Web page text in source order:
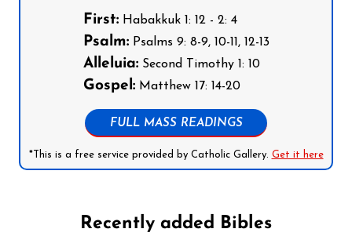
First:Habakkuk 1: 12 - 2: 4
Psalm:Psalms 9: 8-9, 10-11, 12-13
Alleluia:Second Timothy 1: 10
Gospel:Matthew 17: 14-20
FULL MASS READINGS
*This is a free service provided by Catholic Gallery. Get it here
Recently added Bibles